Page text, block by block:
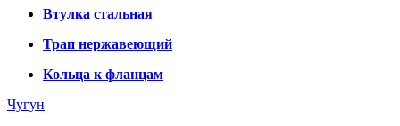
Втулка стальная
Трап нержавеющий
Кольца к фланцам
Чугун